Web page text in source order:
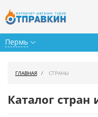
Пермь
ГЛАВНАЯ СТРАНЫ
Каталог стран